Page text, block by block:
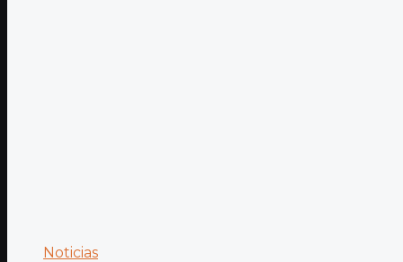
Noticias